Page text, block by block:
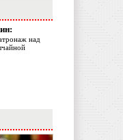
над